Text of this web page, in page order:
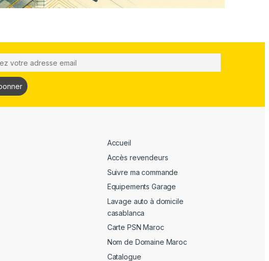
Accueil
Accès revendeurs
Suivre ma commande
Equipements Garage
Lavage auto à domicile
casablanca
Carte PSN Maroc
Nom de Domaine Maroc
Catalogue